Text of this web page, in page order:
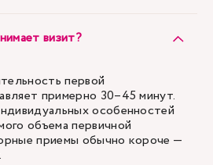
визит?
первой
примерно 30–45 минут.
особенностей
объема первичной
приемы обычно короче —